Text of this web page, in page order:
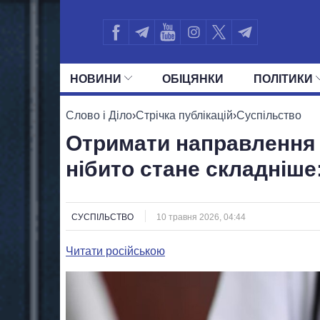
НОВИНИ ОБIЦЯНКИ ПОЛIТИКИ
УСІ ПОЛІТИКИ ПРЕЗИДЕНТ І ОФІС
Слово і Діло›Стрічка публікацій›Суспільство
Отримати направлення
нібито стане
СУСПІЛЬСТВО 10 травня 2026, 04:44
Читати російською